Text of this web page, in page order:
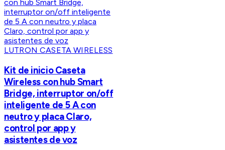
LUTRON CASETA WIRELESS
Kit de inicio Caseta
Wireless con hub Smart
Bridge, interruptor on/off
inteligente de 5 A con
neutro y placa Claro,
control por app y
asistentes de voz